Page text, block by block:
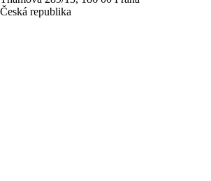
Česká republika